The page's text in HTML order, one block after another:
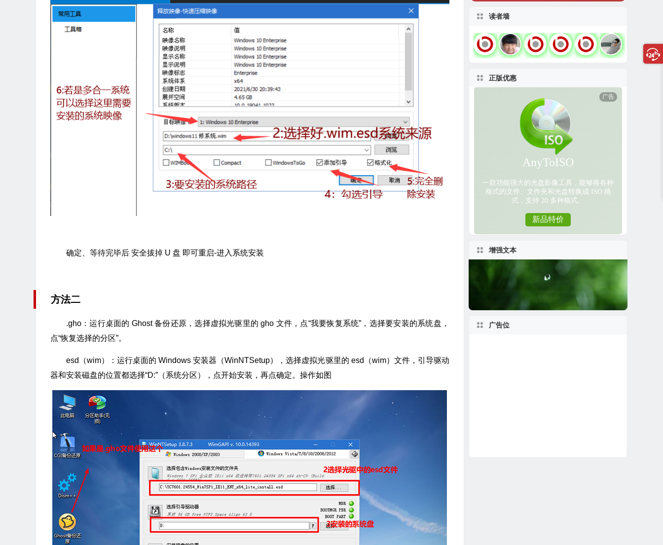
确定、等待完毕后 安全拔掉 U 盘 即可重启-进入系统安装
方法二
.gho：运行桌面的 Ghost 备份还原，选择虚拟光驱里的 gho 文件，点“我要恢复系统”，选择要安装的系统盘，
点“恢复选择的分区”。
esd（wim）：运行桌面的 Windows 安装器（WinNTSetup），选择虚拟光驱里的 esd（wim）文件，引导驱动
器和安装磁盘的位置都选择“D:”（系统分区），点开始安装，再点确定。操作如图
读者墙
正版优惠
增强文本
广告位